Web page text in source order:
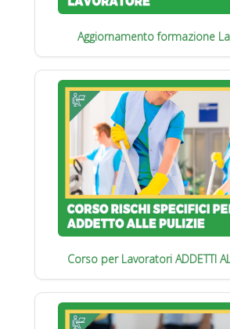
Aggiornamento formazione
Corso per Lavoratori ADDETTI